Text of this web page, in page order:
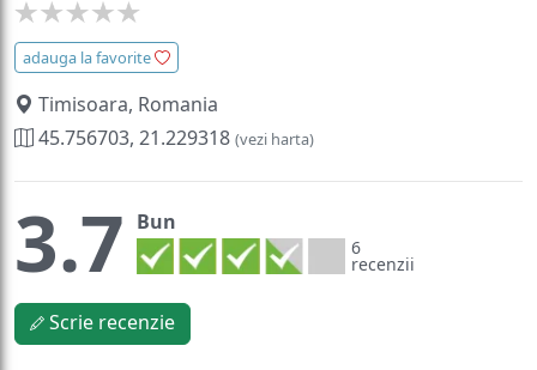
adauga la favorite
Timisoara, Romania
45.756703, 21.229318 (vezi harta)
3.7 Bun
6
recenzii
Scrie recenzie